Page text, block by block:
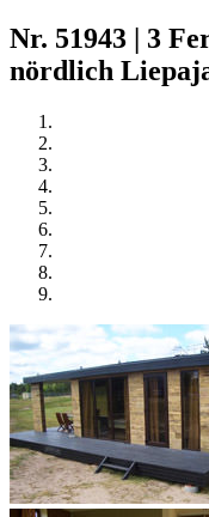
Nr. 51943 | 3
nördlich